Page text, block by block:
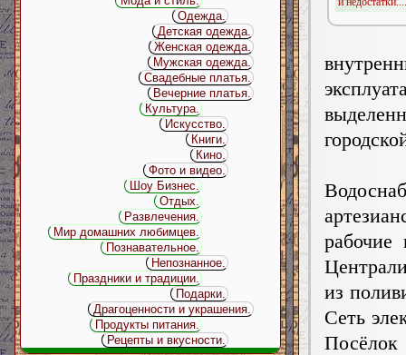
из
Сеть
Одежда.
Детская одежда.
Женская одежда.
Мужская одежда.
Свадебные платья.
Вечерние платья.
Культура.
Искусство.
Книги.
Кино.
Фото и видео.
Шоу Бизнес.
Отдых.
Развлечения.
Мир домашних любимцев.
Познавательное.
Непознанное.
Праздники и традиции.
Подарки.
Драгоценности и украшения.
Продукты питания.
Рецепты и вкусности.